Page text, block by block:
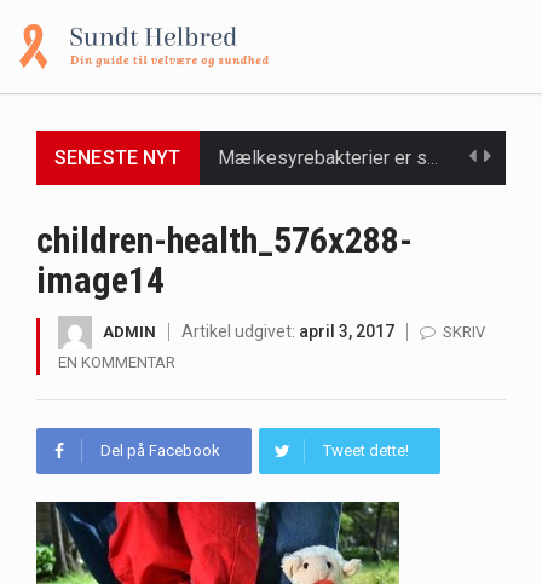
SENESTE NYT
Massagestole er ikke længere forbeholdt luksuriøse spaer og wellnesscentre - de er nu tilgængelige til…
Saunaer har været en del af forskellige kulturer i årtusinder, og deres sundhedsmæssige fordele er…
children-health_576x288-
image14
ADMIN Artikel udgivet: april 3, 2017
SKRIV
EN KOMMENTAR
Del på Facebook Tweet dette!